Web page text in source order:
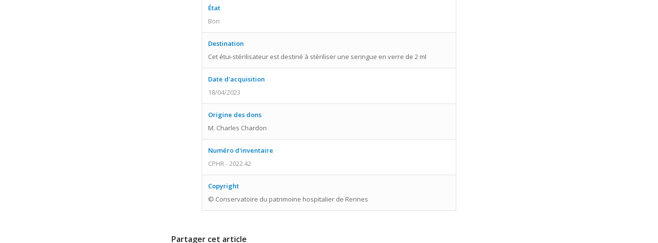
État
Bon
Destination
Cet étui-stérilisateur est destiné à stériliser une seringue en verre de 2 ml
Date d'acquisition
18/04/2023
Origine des dons
M. Charles Chardon
Numéro d'inventaire
CPHR - 2022.42
Copyright
© Conservatoire du patrimoine hospitalier de Rennes
Partager cet article